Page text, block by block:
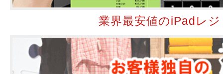
業界最安値のiPadレジ